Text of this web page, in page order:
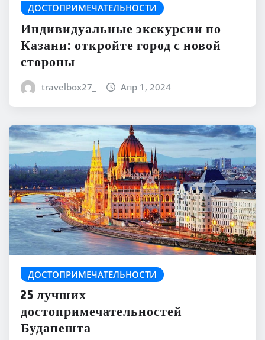
ДОСТОПРИМЕЧАТЕЛЬНОСТИ
Индивидуальные экскурсии по
Казани: откройте город с новой
стороны
travelbox27_ Апр 1, 2024
ДОСТОПРИМЕЧАТЕЛЬНОСТИ
25 лучших
достопримечательностей
Будапешта